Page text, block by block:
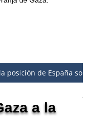
posición de España
a la